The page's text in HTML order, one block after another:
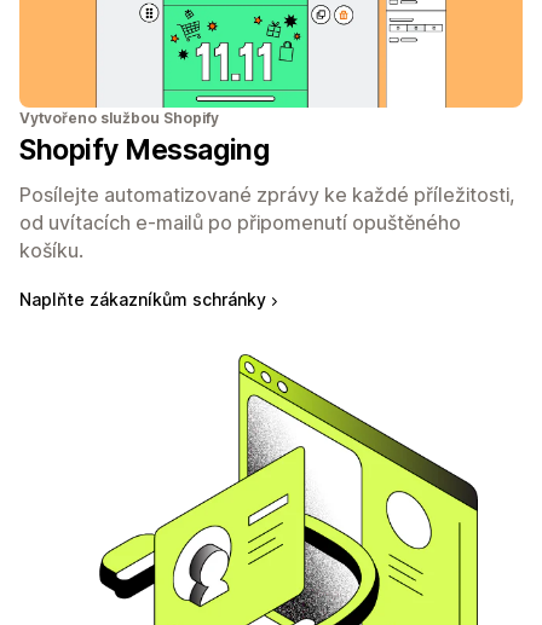
Vytvořeno službou Shopify
Shopify Messaging
Posílejte automatizované zprávy ke každé příležitosti,
od uvítacích e-mailů po připomenutí opuštěného
košíku.
Naplňte zákazníkům schránky